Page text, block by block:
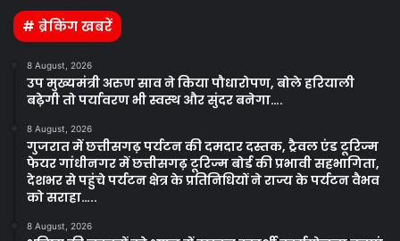
# ब्रेकिंग खबरें
8 August, 2026
उप मुख्यमंत्री अरुण साव ने किया पौधारोपण, बोले हरियाली
बढ़ेगी तो पर्यावरण भी स्वस्थ और सुंदर बनेगा….
8 August, 2026
गुजरात में छत्तीसगढ़ पर्यटन की दमदार दस्तक, ट्रैवल एंड टूरिज्म
फेयर गांधीनगर में छत्तीसगढ़ टूरिज्म बोर्ड की प्रभावी सहभागिता,
देशभर से पहुंचे पर्यटन क्षेत्र के प्रतिनिधियों ने राज्य के पर्यटन वैभव
को सराहा…..
8 August, 2026